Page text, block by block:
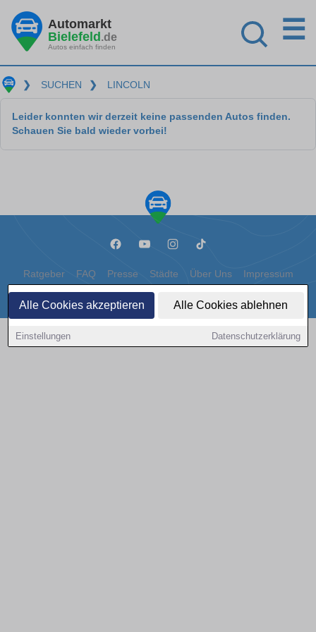
Alle Cookies akzeptieren Alle Cookies ablehnen
Einstellungen Datenschutzerklärung
Automarkt
Bielefeld.de
Autos einfach finden
☰
❯ SUCHEN ❯ LINCOLN
Leider konnten wir derzeit keine passenden Autos finden.
Schauen Sie bald wieder vorbei!
Ratgeber FAQ Presse Städte Über Uns Impressum
Datenschutz Cookies
Copyright © 2000 - 2026 | 1A Infosysteme GmbH | Content by: 1a-sites-autos